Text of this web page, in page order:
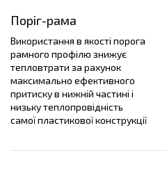
Поріг-рама
Використання в якості порога
рамного профілю знижує
тепловтрати за рахунок
максимально ефективного
притиску в нижній частині і
низьку теплопровідність
самої пластикової конструкції